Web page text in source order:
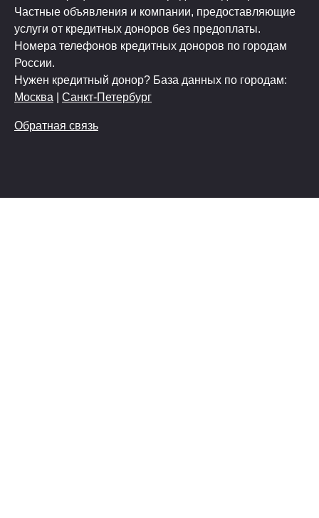
Частные объявления и компании, предоставляющие
услуги от кредитных доноров без предоплаты.
Номера телефонов кредитных доноров по городам
России.
Нужен кредитный донор? База данных по городам:
Москва | Санкт-Петербург
Обратная связь